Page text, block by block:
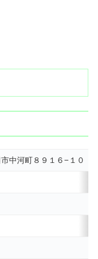
市中河町８９１６−１０